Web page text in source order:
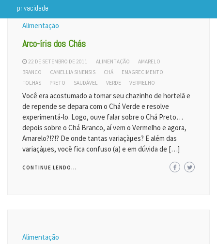
privacidade
Alimentação
Arco-íris dos Chás
22 DE SETEMBRO DE 2011 ALIMENTAÇÃO
AMARELO
BRANCO
CAMELLIA SINENSIS CHÁ
EMAGRECIMENTO
FOLHAS
PRETO SAUDÁVEL VERDE VERMELHO
Você era acostumado a tomar seu chazinho de hortelã e
de repende se depara com o Chá Verde e resolve
experimentá-lo. Logo, ouve falar sobre o Chá Preto…
depois sobre o Chá Branco, aí vem o Vermelho e agora,
Amarelo?!?!? De onde tantas variaçàµes? E além das
variaçàµes, você fica confuso (a) e em dúvida de […]
CONTINUE LENDO...
Alimentação